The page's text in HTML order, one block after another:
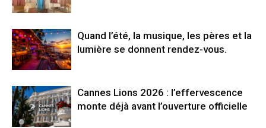
Quand l’été, la musique, les pères et la
lumière se donnent rendez-vous.
Cannes Lions 2026 : l’effervescence
monte déjà avant l’ouverture officielle